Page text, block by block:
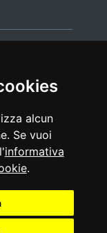
alcun
Se vuoi
informativa
.